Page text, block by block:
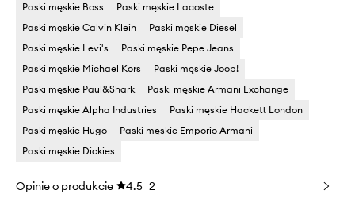
Paski męskie Boss
Paski męskie Lacoste
Paski męskie Calvin Klein
Paski męskie Diesel
Paski męskie Levi's
Paski męskie Pepe Jeans
Paski męskie Michael Kors
Paski męskie Joop!
Paski męskie Paul&Shark
Paski męskie Armani Exchange
Paski męskie Alpha Industries
Paski męskie Hackett London
Paski męskie Hugo
Paski męskie Emporio Armani
Paski męskie Dickies
Opinie o produkcie 4.5 2